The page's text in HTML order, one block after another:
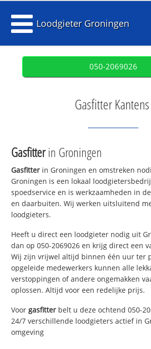
Loodgieter Groningen
050-2069026
Gasfitter Kantens
Gasfitterin Groningen
Gasfitter in Groningen en omstreken
Groningen is een lokaal
spoedservice en is werkzaamheden in
en daarbuiten. Wij werken uitsluitend
loodgieters.
Heeft u direct een loodgieter nodig uit
dan op 050-2069026 en krijg direct een
Wij zijn vrijwel altijd binnen één uur ter
opgeleide medewerkers kunnen alle
verstoppingen of andere ongemakken
oplossen. Altijd voor een redelijke prijs.
Voorgasfitter belt u deze ochtend 050-
24/7 verschillende loodgieters actief in
omgeving